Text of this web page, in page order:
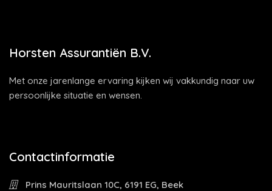
Horsten Assurantiën B.V.
Met onze jarenlange ervaring kijken wij vakkundig naar uw
persoonlijke situatie en wensen.
Contactinformatie
Prins Mauritslaan 10C, 6191 EG, Beek